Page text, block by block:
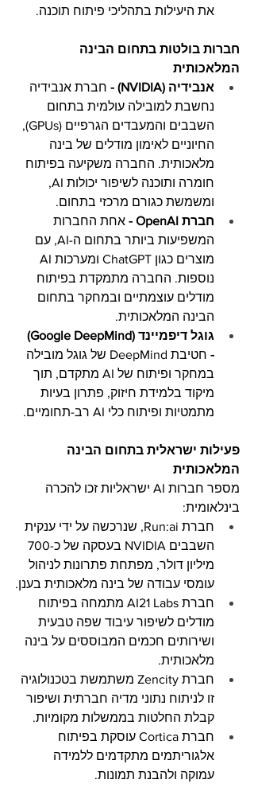
את היעילות בתהליכי פיתוח תוכנה.
חברות בולטות בתחום הבינה
המלאכותית
אנבידיה (NVIDIA) -
חברת אנבידיה
נחשבת למובילה עולמית בתחום
השבבים והמעבדים הגרפיים (GPUs),
החיוניים לאימון מודלים של בינה
מלאכותית. החברה משקיעה בפיתוח
חומרה ותוכנה לשיפור יכולות AI,
ומשמשת כגורם מרכזי בתחום.
חברת OpenAI -
אחת החברות
המשפיעות ביותר בתחום ה-AI, עם
נוספות. החברה מתמקדת בפיתוח
מודלים עוצמתיים ובמחקר בתחום
הבינה המלאכותית.
גוגל דיפמיינד (Google DeepMind)
-
חטיבת DeepMind של גוגל מובילה
במחקר ופיתוח של AI מתקדם, תוך
מיקוד בלמידת חיזוק, פתרון בעיות
מתמטיות ופיתוח כלי AI רב-תחומיים.
פעילות ישראלית בתחום הבינה
המלאכותית
מספר חברות AI ישראליות זכו להכרה
בינלאומית:
חברת Run:ai, שנרכשה על ידי ענקית
מיליון דולר, מפתחת פתרונות לניהול
עומסי עבודה של בינה מלאכותית בענן.
חברת AI21 Labs מתמחה בפיתוח
מודלים לשיפור עיבוד שפה טבעית
ושירותים חכמים המבוססים על בינה
מלאכותית.
חברת Zencity משתמשת בטכנולוגיה
זו לניתוח נתוני מדיה חברתית ושיפור
קבלת החלטות בממשלות מקומיות.
חברת Cortica עוסקת בפיתוח
אלגוריתמים מתקדמים ללמידה
עמוקה ולהבנת תמונות.